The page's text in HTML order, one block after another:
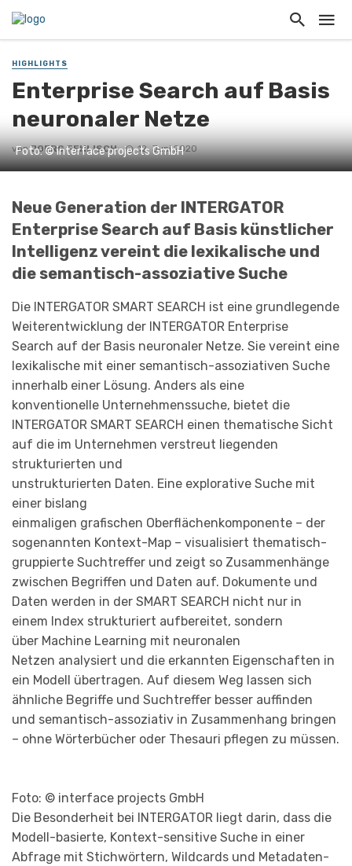
HIGHLIGHTS
Enterprise Search auf Basis
neuronaler Netze
vonJOERG FEHLISCH 12. Juni 2020
Foto: © interface projects GmbH
Neue Generation der INTERGATOR
Enterprise Search auf Basis künstlicher
Intelligenz vereint die lexikalische und
die semantisch-assoziative Suche
Die INTERGATOR SMART SEARCH ist eine grundlegende
Weiterentwicklung der INTERGATOR Enterprise
Search auf der Basis neuronaler Netze. Sie vereint eine
lexikalische mit einer semantisch-assoziativen Suche
innerhalb einer Lösung. Anders als eine
konventionelle Unternehmenssuche, bietet die
INTERGATOR SMART SEARCH einen thematische Sicht
auf die im Unternehmen verstreut liegenden
strukturierten und
unstrukturierten Daten. Eine explorative Suche mit
einer bislang
einmaligen grafischen Oberflächenkomponente – der
sogenannten Kontext-Map – visualisiert thematisch-
gruppierte Suchtreffer und zeigt so Zusammenhänge
zwischen Begriffen und Daten auf. Dokumente und
Daten werden in der SMART SEARCH nicht nur in
einem Index strukturiert aufbereitet, sondern
über Machine Learning mit neuronalen
Netzen analysiert und die erkannten Eigenschaften in
ein Modell übertragen. Auf diesem Weg lassen sich
ähnliche Begriffe und Suchtreffer besser auffinden
und semantisch-assoziativ in Zusammenhang bringen
– ohne Wörterbücher oder Thesauri pflegen zu müssen.
Foto: © interface projects GmbH
Die Besonderheit bei INTERGATOR liegt darin, dass die
Modell-basierte, Kontext-sensitive Suche in einer
Abfrage mit Stichwörtern, Wildcards und Metadaten-